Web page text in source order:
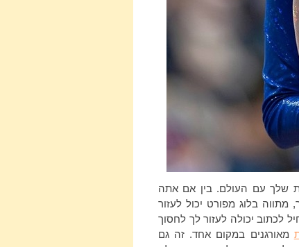
שלך עם העולם. בין אם אתה
מתווה בלוג מפורט יכול לעזור
לכתוב יכולה לעזור לך לחסוך
מאורגנים במקום אחד. זה גם